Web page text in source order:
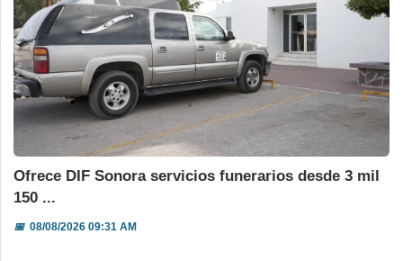
Ofrece DIF Sonora servicios funerarios desde 3 mil
150 ...
📅08/08/2026 09:31 AM